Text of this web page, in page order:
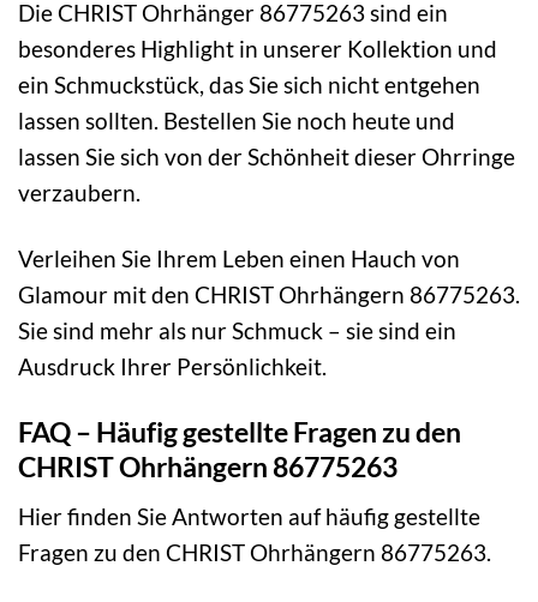
Die CHRIST Ohrhänger 86775263 sind ein
besonderes Highlight in unserer Kollektion und
ein Schmuckstück, das Sie sich nicht entgehen
lassen sollten. Bestellen Sie noch heute und
lassen Sie sich von der Schönheit dieser Ohrringe
verzaubern.
Verleihen Sie Ihrem Leben einen Hauch von
Glamour mit den CHRIST Ohrhängern 86775263.
Sie sind mehr als nur Schmuck – sie sind ein
Ausdruck Ihrer Persönlichkeit.
FAQ – Häufig gestellte Fragen zu den
CHRIST Ohrhängern 86775263
Hier finden Sie Antworten auf häufig gestellte
Fragen zu den CHRIST Ohrhängern 86775263.